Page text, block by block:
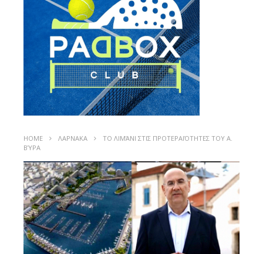
HOME ΛΑΡΝΑΚΑ
ΤΟ ΛΙΜΆΝΙ ΣΤΙΣ ΠΡΟΤΕΡΑΙΌΤΗΤΕΣ ΤΟΥ Α.
ΒΎΡΑ